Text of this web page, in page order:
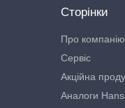
Сторінки
Про компанію
Сервіс
Акційна
Аналоги